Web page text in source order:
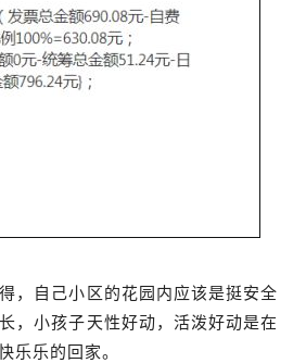
，自己小区的花园内应该是挺安全
，小孩子天性好动，活泼好动是在
乐乐的回家。